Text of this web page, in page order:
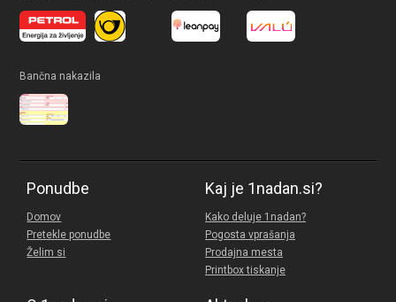
Bančna nakazila
Ponudbe
Domov
Pretekle ponudbe
Želim si
Kaj je 1nadan.si?
Kako deluje 1nadan?
Pogosta vprašanja
Prodajna mesta
Printbox tiskanje